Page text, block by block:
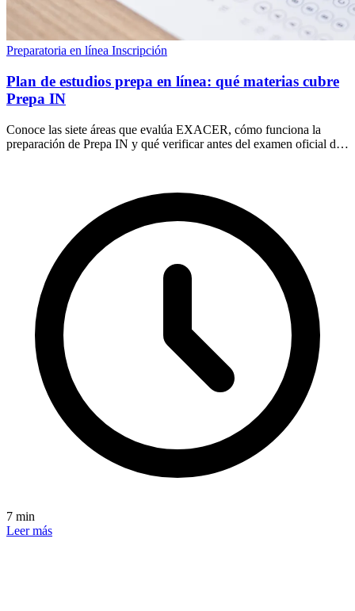
Preparatoria en línea Inscripción
Plan de estudios prepa en línea: qué materias cubre
Prepa IN
Conoce las siete áreas que evalúa EXACER, cómo funciona la
preparación de Prepa IN y qué verificar antes del examen oficial del
7 min
Leer más